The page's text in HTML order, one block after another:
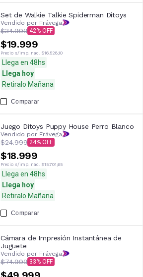
Set de Walkie Talkie Spiderman Ditoys
Vendido por Frávega
$34.999 42
$19.999
Precio s/imp. nac. $16.528,10
Llega en 48hs
Llega hoy
Retiralo Mañana
Comparar
Juego Ditoys Puppy House Perro Blanco
Vendido por Frávega
$24.999 24
$18.999
Precio s/imp. nac. $15.701,65
Llega en 48hs
Llega hoy
Retiralo Mañana
Comparar
Cámara de Impresión Instantánea de
Juguete
Vendido por Frávega
$74.999 33